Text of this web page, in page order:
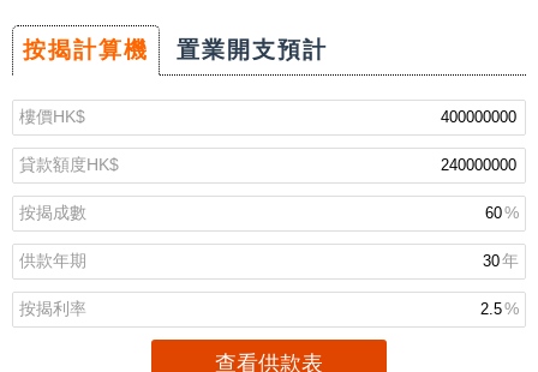
按揭計算機 置業開支預計
樓價HK$
貸款額度HK$
按揭成數 %
供款年期 年
按揭利率 %
查看供款表